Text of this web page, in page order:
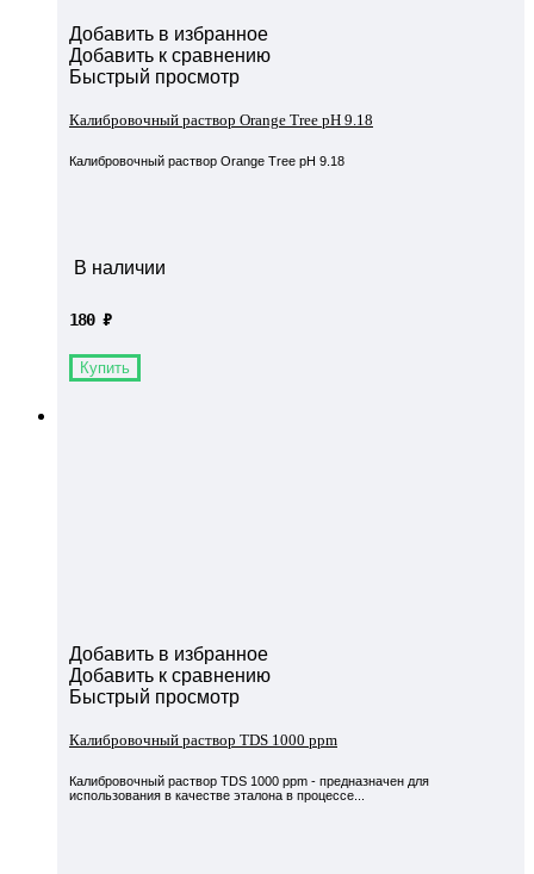
Добавить в избранное
Добавить к сравнению
Быстрый просмотр
Калибровочный раствор Orange Tree pH 9.18
Калибровочный раствор Orange Tree pH 9.18
В наличии
180 ₽
Купить
Добавить в избранное
Добавить к сравнению
Быстрый просмотр
Калибровочный раствор TDS 1000 ppm
Калибровочный раствор TDS 1000 ppm - предназначен для
использования в качестве эталона в процессе...